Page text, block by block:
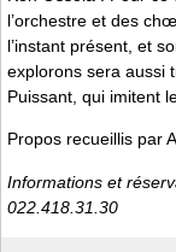
l’orchestre et des
l’instant présent, et
explorons sera aussi
Puissant, qui imitent
Propos recueillis par
Informations et
022.418.31.30